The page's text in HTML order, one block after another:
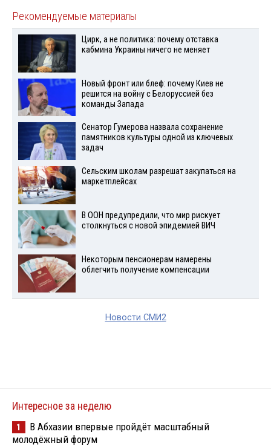
Рекомендуемые материалы
Цирк, а не политика: почему отставка
кабмина Украины ничего не меняет
Новый фронт или блеф: почему Киев не
решится на войну с Белоруссией без
команды Запада
Сенатор Гумерова назвала сохранение
памятников культуры одной из ключевых
задач
Сельским школам разрешат закупаться на
маркетплейсах
В ООН предупредили, что мир рискует
столкнуться с новой эпидемией ВИЧ
Некоторым пенсионерам намерены
облегчить получение компенсации
Новости СМИ2
Интересное за неделю
1
В Абхазии впервые пройдёт масштабный
молодёжный форум